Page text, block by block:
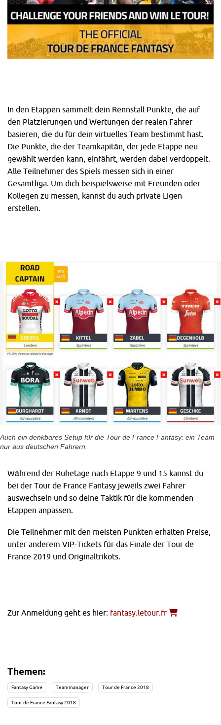
In den Etappen sammelt dein Rennstall Punkte, die auf
den Platzierungen und Wertungen der realen Fahrer
basieren, die du für dein virtuelles Team bestimmt hast.
Die Punkte, die der Teamkapitän, der jede Etappe neu
gewählt werden kann, einfährt, werden dabei verdoppelt.
Alle Teilnehmer des Spiels messen sich in einer
Gesamtliga. Um dich beispielsweise mit Freunden oder
Kollegen zu messen, kannst du auch private Ligen
erstellen.
Auch ein denkbares Setup für die Tour de France Fantasy: ein Team
nur aus deutschen Fahrern.
Während der Ruhetage nach Etappe 9 und 15 kannst du
bei der Tour de France Fantasy jeweils zwei Fahrer
auswechseln und so deine Taktik für die kommenden
Etappen anpassen.
Die Teilnehmer mit den meisten Punkten erhalten Preise,
unter anderem VIP-Tickets für das Finale der Tour de
France 2019 und Originaltrikots.
Zur Anmeldung geht es hier: fantasy.letour.fr
Themen:
Fantasy Game Teammanager Tour de France 2018
Tour de France Fantasy 2018